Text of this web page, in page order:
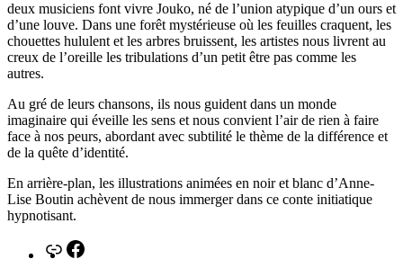
deux musiciens font vivre Jouko, né de l’union atypique d’un ours et
d’une louve. Dans une forêt mystérieuse où les feuilles craquent, les
chouettes hululent et les arbres bruissent, les artistes nous livrent au
creux de l’oreille les tribulations d’un petit être pas comme les
autres.
Au gré de leurs chansons, ils nous guident dans un monde
imaginaire qui éveille les sens et nous convient l’air de rien à faire
face à nos peurs, abordant avec subtilité le thème de la différence et
de la quête d’identité.
En arrière-plan, les illustrations animées en noir et blanc d’Anne-
Lise Boutin achèvent de nous immerger dans ce conte initiatique
hypnotisant.
Lien